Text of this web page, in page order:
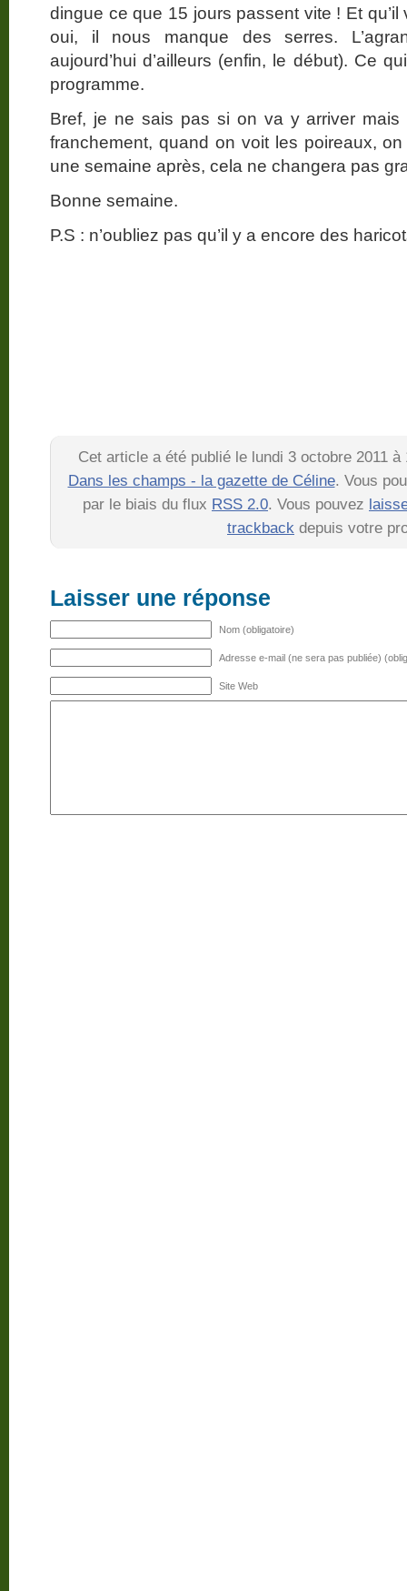
dingue ce que 15 jours passent vite ! Et
oui, il nous manque des serres.
aujourd’hui d’ailleurs (enfin, le début). Ce
programme.
Bref, je ne sais pas si on va y arriver
franchement, quand on voit les poireaux,
une semaine après, cela ne changera pas
Bonne semaine.
P.S : n’oubliez pas qu’il y a encore des
Cet article a été publié le lundi 3 octobre 2011
Dans les champs - la gazette de Céline. Vous
par le biais du flux RSS 2.0. Vous pouvez
trackback depuis votre
Laisser une réponse
Nom (obligatoire)
Adresse e-mail (ne sera pas publiée)
Site Web